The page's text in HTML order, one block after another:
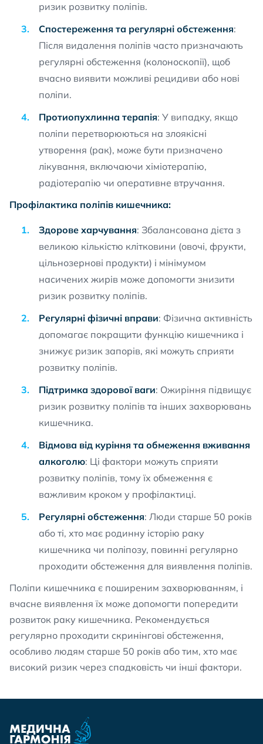
ризик розвитку поліпів.
Спостереження та регулярні обстеження:
Після видалення поліпів часто призначають
регулярні обстеження (колоноскопії), щоб
вчасно виявити можливі рецидиви або нові
поліпи.
Протиопухлинна терапія: У випадку, якщо
поліпи перетворюються на злоякісні
утворення (рак), може бути призначено
лікування, включаючи хіміотерапію,
радіотерапію чи оперативне втручання.
Профілактика поліпів кишечника:
Здорове харчування: Збалансована дієта з
великою кількістю клітковини (овочі, фрукти,
цільнозернові продукти) і мінімумом
насичених жирів може допомогти знизити
ризик розвитку поліпів.
Регулярні фізичні вправи: Фізична активність
допомагає покращити функцію кишечника і
знижує ризик запорів, які можуть сприяти
розвитку поліпів.
Підтримка здорової ваги: Ожиріння підвищує
ризик розвитку поліпів та інших захворювань
кишечника.
Відмова від куріння та обмеження вживання
алкоголю: Ці фактори можуть сприяти
розвитку поліпів, тому їх обмеження є
важливим кроком у профілактиці.
Регулярні обстеження: Люди старше 50 років
або ті, хто має родинну історію раку
кишечника чи поліпозу, повинні регулярно
проходити обстеження для виявлення поліпів.
Поліпи кишечника є поширеним захворюванням, і
вчасне виявлення їх може допомогти попередити
розвиток раку кишечника. Рекомендується
регулярно проходити скринінгові обстеження,
особливо людям старше 50 років або тим, хто має
високий ризик через спадковість чи інші фактори.